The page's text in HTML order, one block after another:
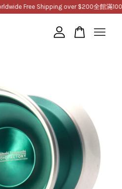
Free Shipping over $200全館滿